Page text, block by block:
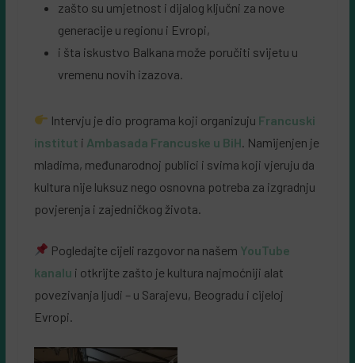
zašto su umjetnost i dijalog ključni za nove
generacije u regionu i Evropi,
i šta iskustvo Balkana može poručiti svijetu u
vremenu novih izazova.
Intervju je dio programa koji organizuju Francuski
institut i Ambasada Francuske u BiH . Namijenjen je
mladima, međunarodnoj publici i svima koji vjeruju da
kultura nije luksuz nego osnovna potreba za izgradnju
povjerenja i zajedničkog života.
Pogledajte cijeli razgovor na našem YouTube
kanalu i otkrijte zašto je kultura najmoćniji alat
povezivanja ljudi – u Sarajevu, Beogradu i cijeloj
Evropi.